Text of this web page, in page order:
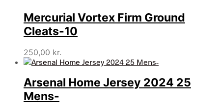
Mercurial Vortex Firm Ground
Cleats-10
250,00 kr.
Arsenal Home Jersey 2024 25
Mens-